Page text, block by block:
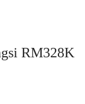
RM328K